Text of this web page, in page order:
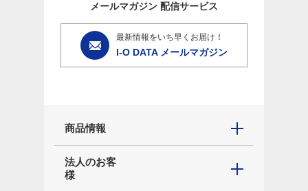
メールマガジン 配信サービス
最新情報をいち早くお届け！
I-O DATA メールマガジン
商品情報
法人のお客
様